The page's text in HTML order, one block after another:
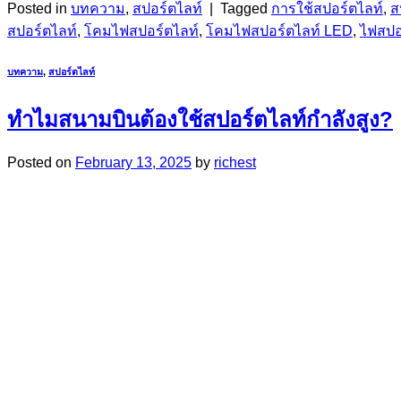
Posted in บทความ, สปอร์ตไลท์ Tagged การใช้สปอร์ตไลท์,
สปอร์ตไลท์, โคมไฟสปอร์ตไลท์, โคมไฟสปอร์ตไลท์ LED,ไฟสป
บทความ, สปอร์ตไลท์
ทำไมสนามบินต้องใช้สปอร์ตไลท์กำลังสูง?
Posted on February 13, 2025 by richest